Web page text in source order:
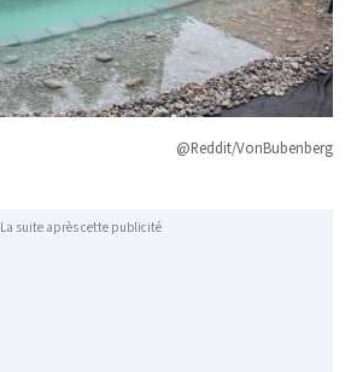
@Reddit/VonBubenberg
La suite après cette publicité